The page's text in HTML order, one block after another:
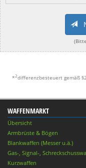
*2differenzbesteuert gemäß
WAFFENMARKT
Übersicht
Armbrüste & Bögen
Blankwaffen (Messer u.ä.)
Gas-, Signal-,
Kurzwaffen